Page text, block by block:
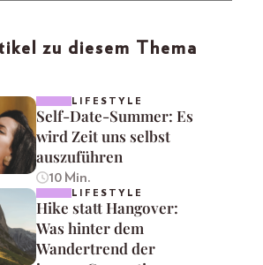
zu diesem Thema
LIFESTYLE
Self-Date-Summer: Es
wird Zeit uns selbst
auszuführen
10 Min.
LIFESTYLE
Hike statt Hangover:
Was hinter dem
Wandertrend der